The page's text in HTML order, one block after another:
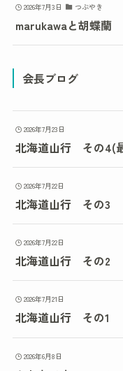
2026年7月3日 つぶやき
marukawaと胡蝶蘭
会長ブログ
2026年7月23日
北海道山行 その4(
2026年7月22日
北海道山行 その3
2026年7月22日
北海道山行 その2
2026年7月21日
北海道山行 その1
2026年6月8日